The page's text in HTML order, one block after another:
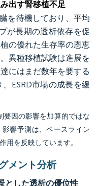
出す腎移植不足
を待機しており、平均
が長期の透析依存を促
の優れた生存率の恩恵
異種移植試験は進展を
にはまだ数年を要する
ESRD市場の成長を緩
因の影響を加算的ではな
響予測は、ベースライン
用を反映しています。
メント分析
とした透析の優位性